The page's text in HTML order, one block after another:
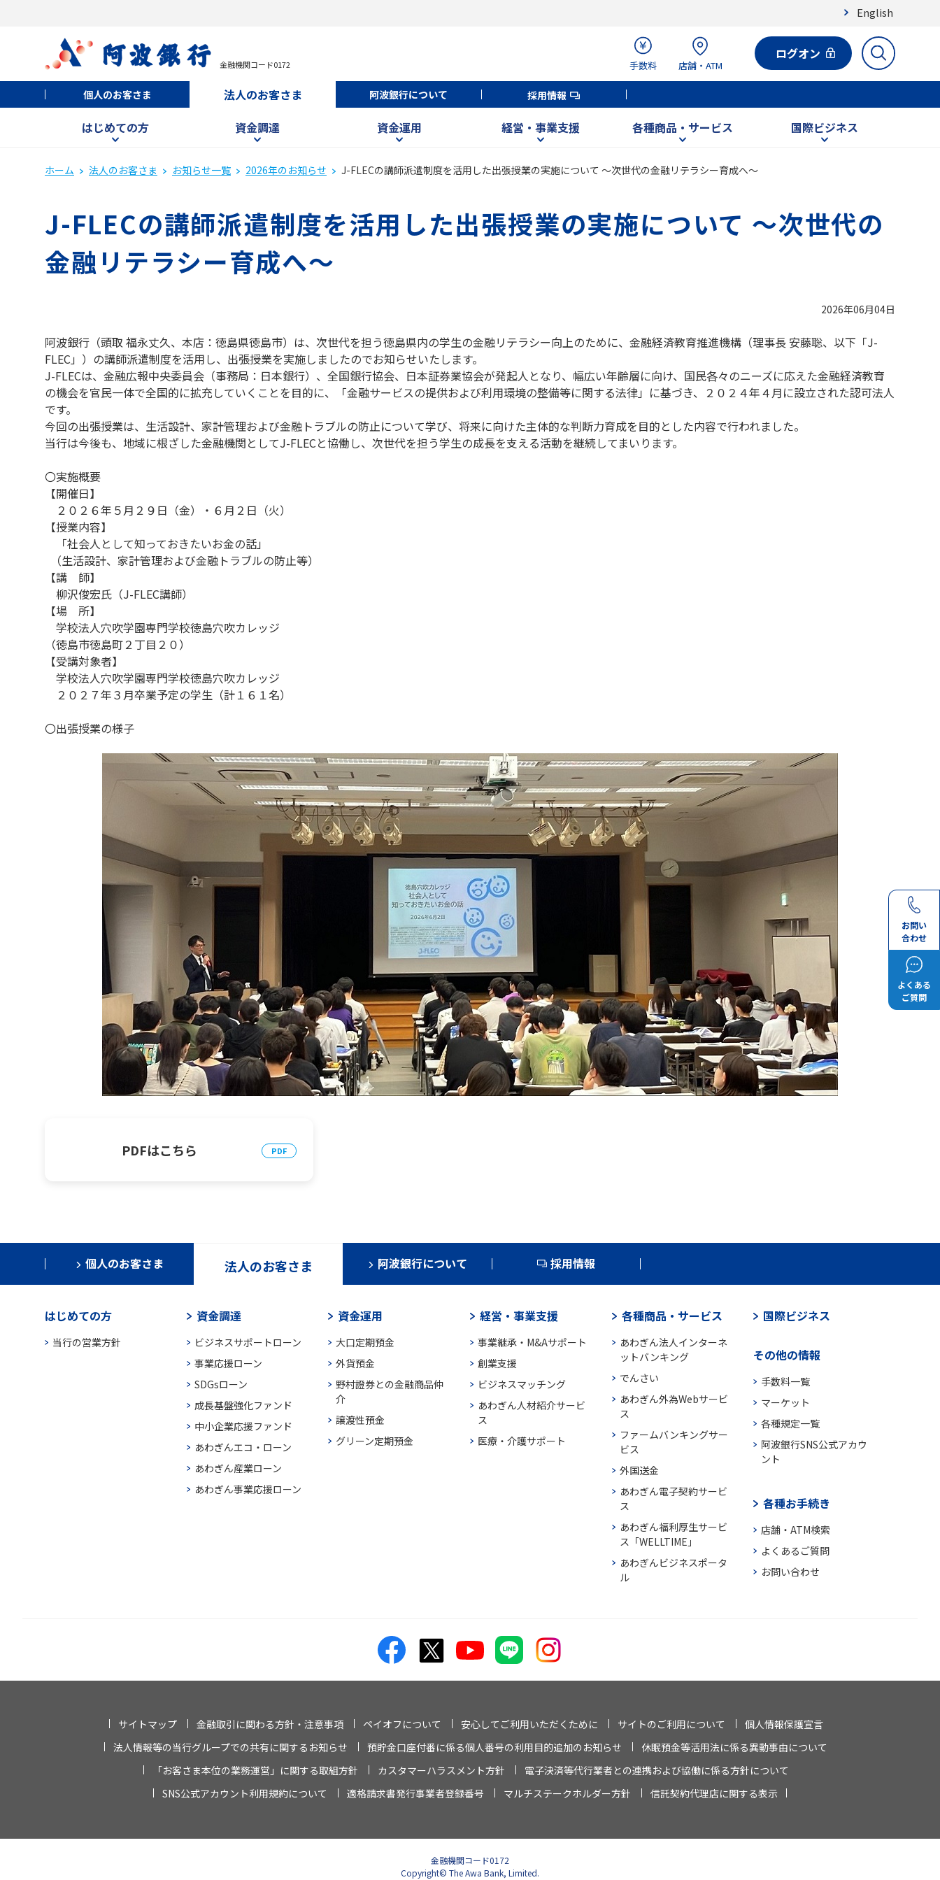
English
金融機関コード0172 手数料 店舗・ATM
ログオン
個人のお客さま 法人のお客さま 阿波銀行について 採用情報
はじめての方 資金調達 資金運用 経営・事業支援 各種商品・サービス 国際ビジネス
お問い
合わせ
よくある
ご質問
ホーム 法人のお客さま お知らせ一覧 2026年のお知らせ J-FLECの講師派遣制度を活用した出張授業の実施について ～次世代の金融リテラシー育成へ～
J-FLECの講師派遣制度を活用した出張授業の実施について ～次世代の
金融リテラシー育成へ～
2026年06月04日
阿波銀行（頭取 福永丈久、本店：徳島県徳島市）は、次世代を担う徳島県内の学生の金融リテラシー向上のために、金融経済教育推進機構（理事長 安藤聡、以下「J-
FLEC」）の講師派遣制度を活用し、出張授業を実施しましたのでお知らせいたします。
J-FLECは、金融広報中央委員会（事務局：日本銀行）、全国銀行協会、日本証券業協会が発起人となり、幅広い年齢層に向け、国民各々のニーズに応えた金融経済教育
の機会を官民一体で全国的に拡充していくことを目的に、「金融サービスの提供および利用環境の整備等に関する法律」に基づき、２０２４年４月に設立された認可法人
です。
今回の出張授業は、生活設計、家計管理および金融トラブルの防止について学び、将来に向けた主体的な判断力育成を目的とした内容で行われました。
当行は今後も、地域に根ざした金融機関としてJ-FLECと協働し、次世代を担う学生の成長を支える活動を継続してまいります。
〇実施概要
【開催日】
２０２６年５月２９日（金）・６月２日（火）
【授業内容】
「社会人として知っておきたいお金の話」
（生活設計、家計管理および金融トラブルの防止等）
【講 師】
柳沢俊宏氏（J-FLEC講師）
【場 所】
学校法人穴吹学園専門学校徳島穴吹カレッジ
（徳島市徳島町２丁目２０）
【受講対象者】
学校法人穴吹学園専門学校徳島穴吹カレッジ
２０２７年３月卒業予定の学生（計１６１名）
〇出張授業の様子
PDFはこちら
個人のお客さま 法人のお客さま 阿波銀行について 採用情報
はじめての方
当行の営業方針
資金調達
ビジネスサポートローン
事業応援ローン
SDGsローン
成長基盤強化ファンド
中小企業応援ファンド
あわぎんエコ・ローン
あわぎん産業ローン
あわぎん事業応援ローン
資金運用
大口定期預金
外貨預金
野村證券との金融商品仲
介
譲渡性預金
グリーン定期預金
経営・事業支援
事業継承・M&Aサポート
創業支援
ビジネスマッチング
あわぎん人材紹介サービ
ス
医療・介護サポート
各種商品・サービス
あわぎん法人インターネ
ットバンキング
でんさい
あわぎん外為Webサービ
ス
ファームバンキングサー
ビス
外国送金
あわぎん電子契約サービ
ス
あわぎん福利厚生サービ
ス「WELLTIME」
あわぎんビジネスポータ
ル
国際ビジネス
その他の情報
手数料一覧
マーケット
各種規定一覧
阿波銀行SNS公式アカウ
ント
各種お手続き
店舗・ATM検索
よくあるご質問
お問い合わせ
サイトマップ 金融取引に関わる方針・注意事項 ペイオフについて 安心してご利用いただくために サイトのご利用について
個人情報保護宣言
法人情報等の当行グループでの共有に関するお知らせ
預貯金口座付番に係る個人番号の利用目的追加のお知らせ
休眠預金等活用法に係る異動事由について
「お客さま本位の業務運営」に関する取組方針
カスタマーハラスメント方針
電子決済等代行業者との連携および協働に係る方針について
SNS公式アカウント利用規約について
適格請求書発行事業者登録番号 マルチステークホルダー方針 信託契約代理店に関する表示
金融機関コード0172
Copyright© The Awa Bank, Limited.